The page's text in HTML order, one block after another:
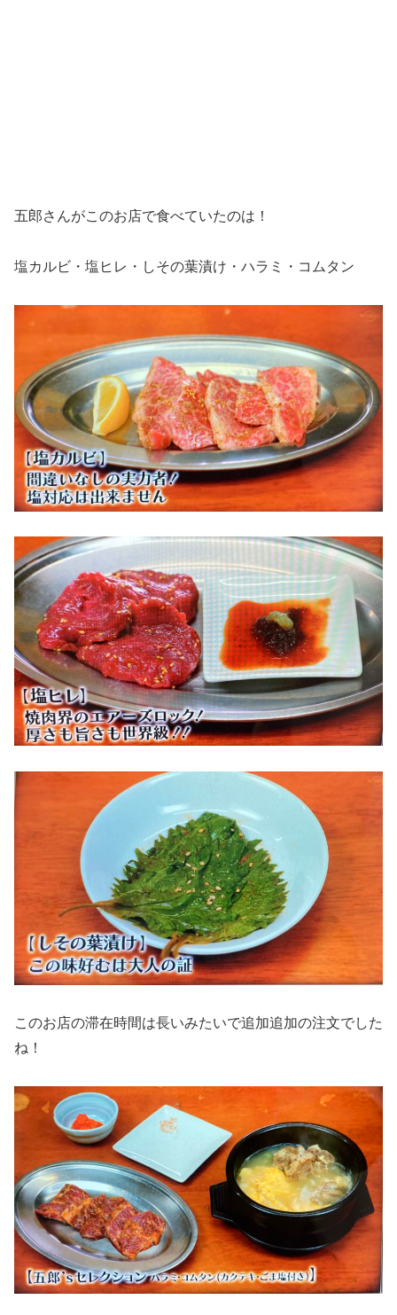
五郎さんがこのお店で食べていたのは！
塩カルビ・塩ヒレ・しその葉漬け・ハラミ・コムタン
このお店の滞在時間は長いみたいで追加追加の注文でした
ね！